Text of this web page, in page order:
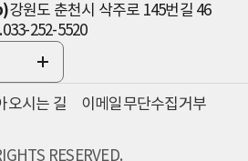
강원도 춘천시 삭주로 145번길 46
252-5520
전
체
보
오시는 길
이메일무단수집거부
RESERVED.